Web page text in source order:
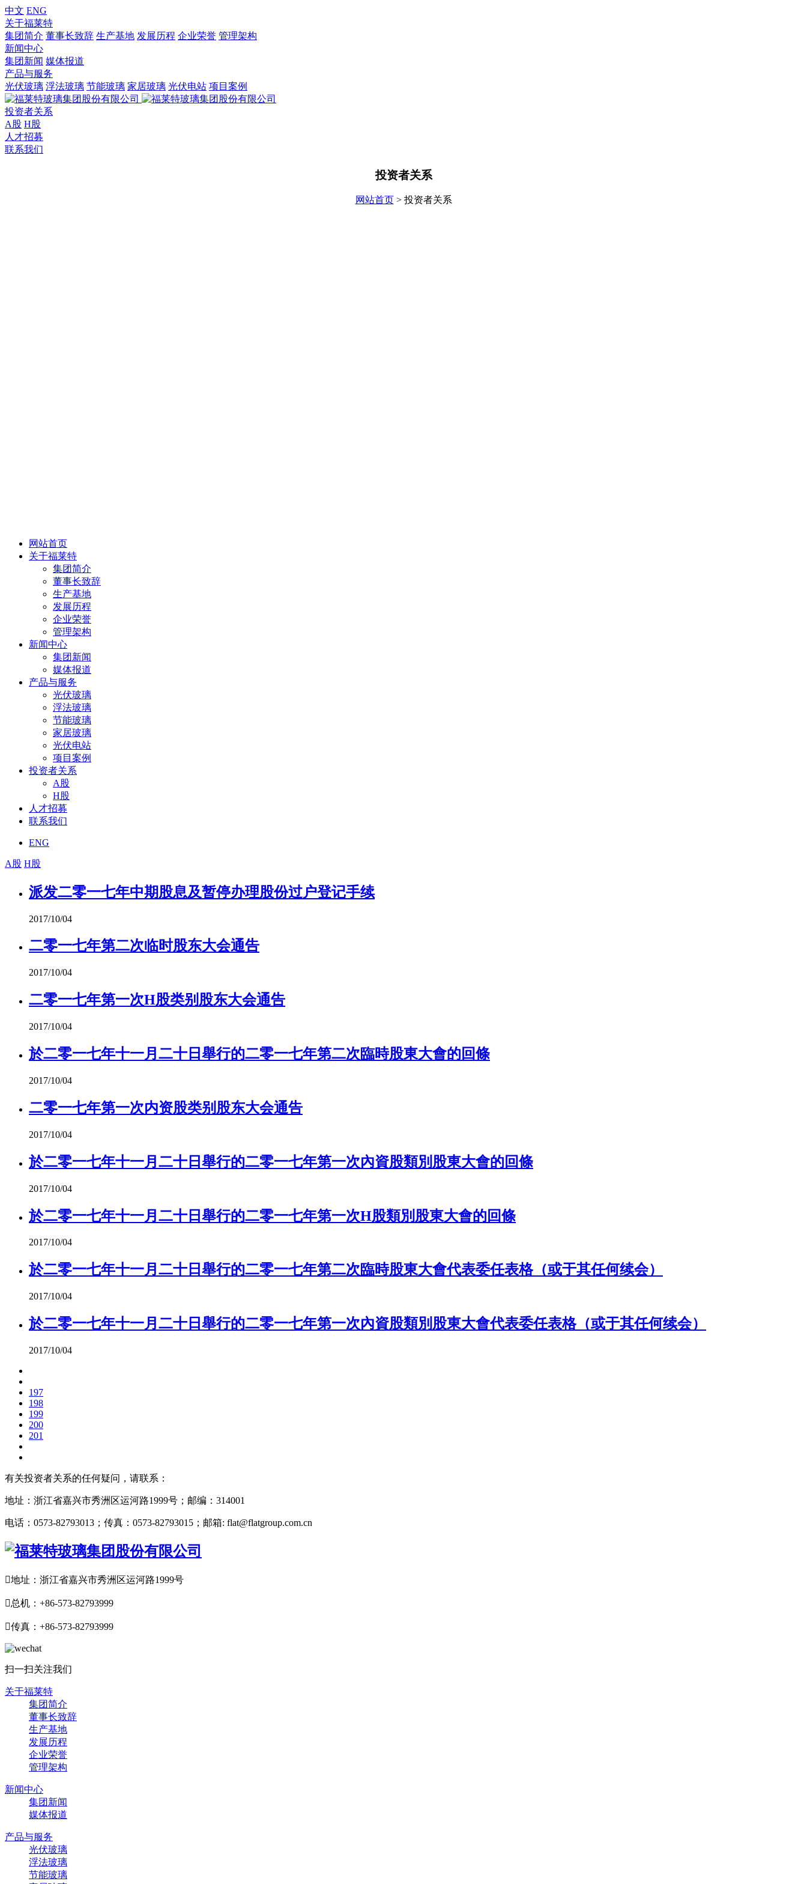
中文 ENG
关于福莱特
集团简介 董事长致辞 生产基地 发展历程 企业荣誉 管理架构
新闻中心
集团新闻 媒体报道
产品与服务
光伏玻璃 浮法玻璃 节能玻璃 家居玻璃 光伏电站 项目案例
投资者关系
A股 H股
人才招募
联系我们
投资者关系
网站首页> 投资者关系
网站首页
关于福莱特
集团简介
董事长致辞
生产基地
发展历程
企业荣誉
管理架构
新闻中心
集团新闻
媒体报道
产品与服务
光伏玻璃
浮法玻璃
节能玻璃
家居玻璃
光伏电站
项目案例
投资者关系
A股
H股
人才招募
联系我们
ENG
A股 H股
派发二零一七年中期股息及暂停办理股份过户登记手续
2017/10/04
二零一七年第二次临时股东大会通告
2017/10/04
二零一七年第一次H股类别股东大会通告
2017/10/04
於二零一七年十一月二十日舉行的二零一七年第二次臨時股東大會的回條
2017/10/04
二零一七年第一次内资股类别股东大会通告
2017/10/04
於二零一七年十一月二十日舉行的二零一七年第一次內資股類別股東大會的回條
2017/10/04
於二零一七年十一月二十日舉行的二零一七年第一次H股類別股東大會的回條
2017/10/04
於二零一七年十一月二十日舉行的二零一七年第二次臨時股東大會代表委任表格（或于其任何续会）
2017/10/04
於二零一七年十一月二十日舉行的二零一七年第一次內資股類別股東大會代表委任表格（或于其任何续会）
2017/10/04
197
198
199
200
201
有关投资者关系的任何疑问，请联系：
地址：浙江省嘉兴市秀洲区运河路1999号；邮编：314001
电话：0573-82793013；传真：0573-82793015；邮箱: flat@flatgroup.com.cn
地址：浙江省嘉兴市秀洲区运河路1999号
总机：+86-573-82793999
传真：+86-573-82793999
扫一扫关注我们
关于福莱特
集团简介
董事长致辞
生产基地
发展历程
企业荣誉
管理架构
新闻中心
集团新闻
媒体报道
产品与服务
光伏玻璃
浮法玻璃
节能玻璃